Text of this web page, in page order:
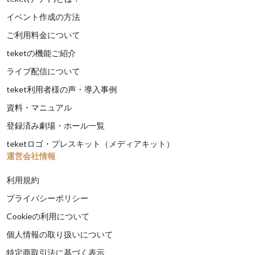
イベント作成の方法
ご利用料金について
teketの機能ご紹介
ライブ配信について
teket利用者様の声・導入事例
資料・マニュアル
登録済み劇場・ホール一覧
teketロゴ・プレスキット（メディアキット）
運営会社情報
利用規約
プライバシーポリシー
Cookieの利用について
個人情報の取り扱いについて
特定商取引法に基づく表示